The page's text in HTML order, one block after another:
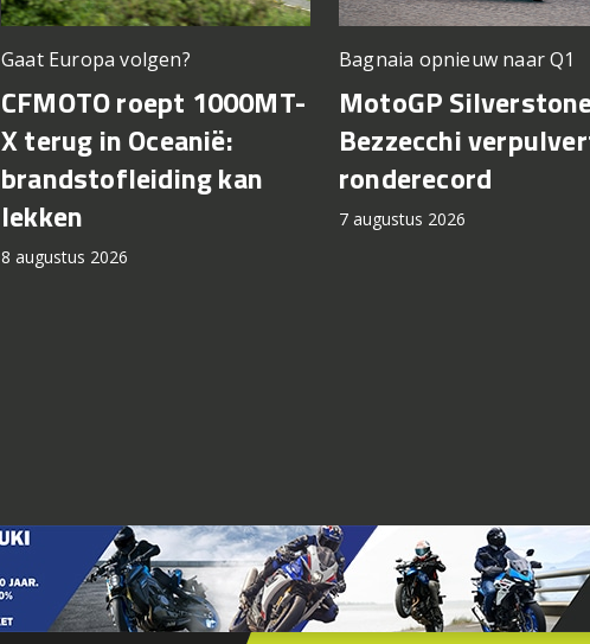
Gaat Europa volgen?
CFMOTO roept 1000MT-
X terug in Oceanië:
brandstofleiding kan
lekken
8 augustus 2026
Bagnaia opnieuw naar Q1
MotoGP
Bezzecchi
ronderecord
7 augustus 2026